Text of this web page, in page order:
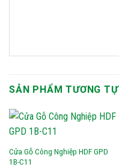
SẢN PHẨM TƯƠNG TỰ
Cửa Gỗ Công Nghiệp HDF GPD
1B-C11